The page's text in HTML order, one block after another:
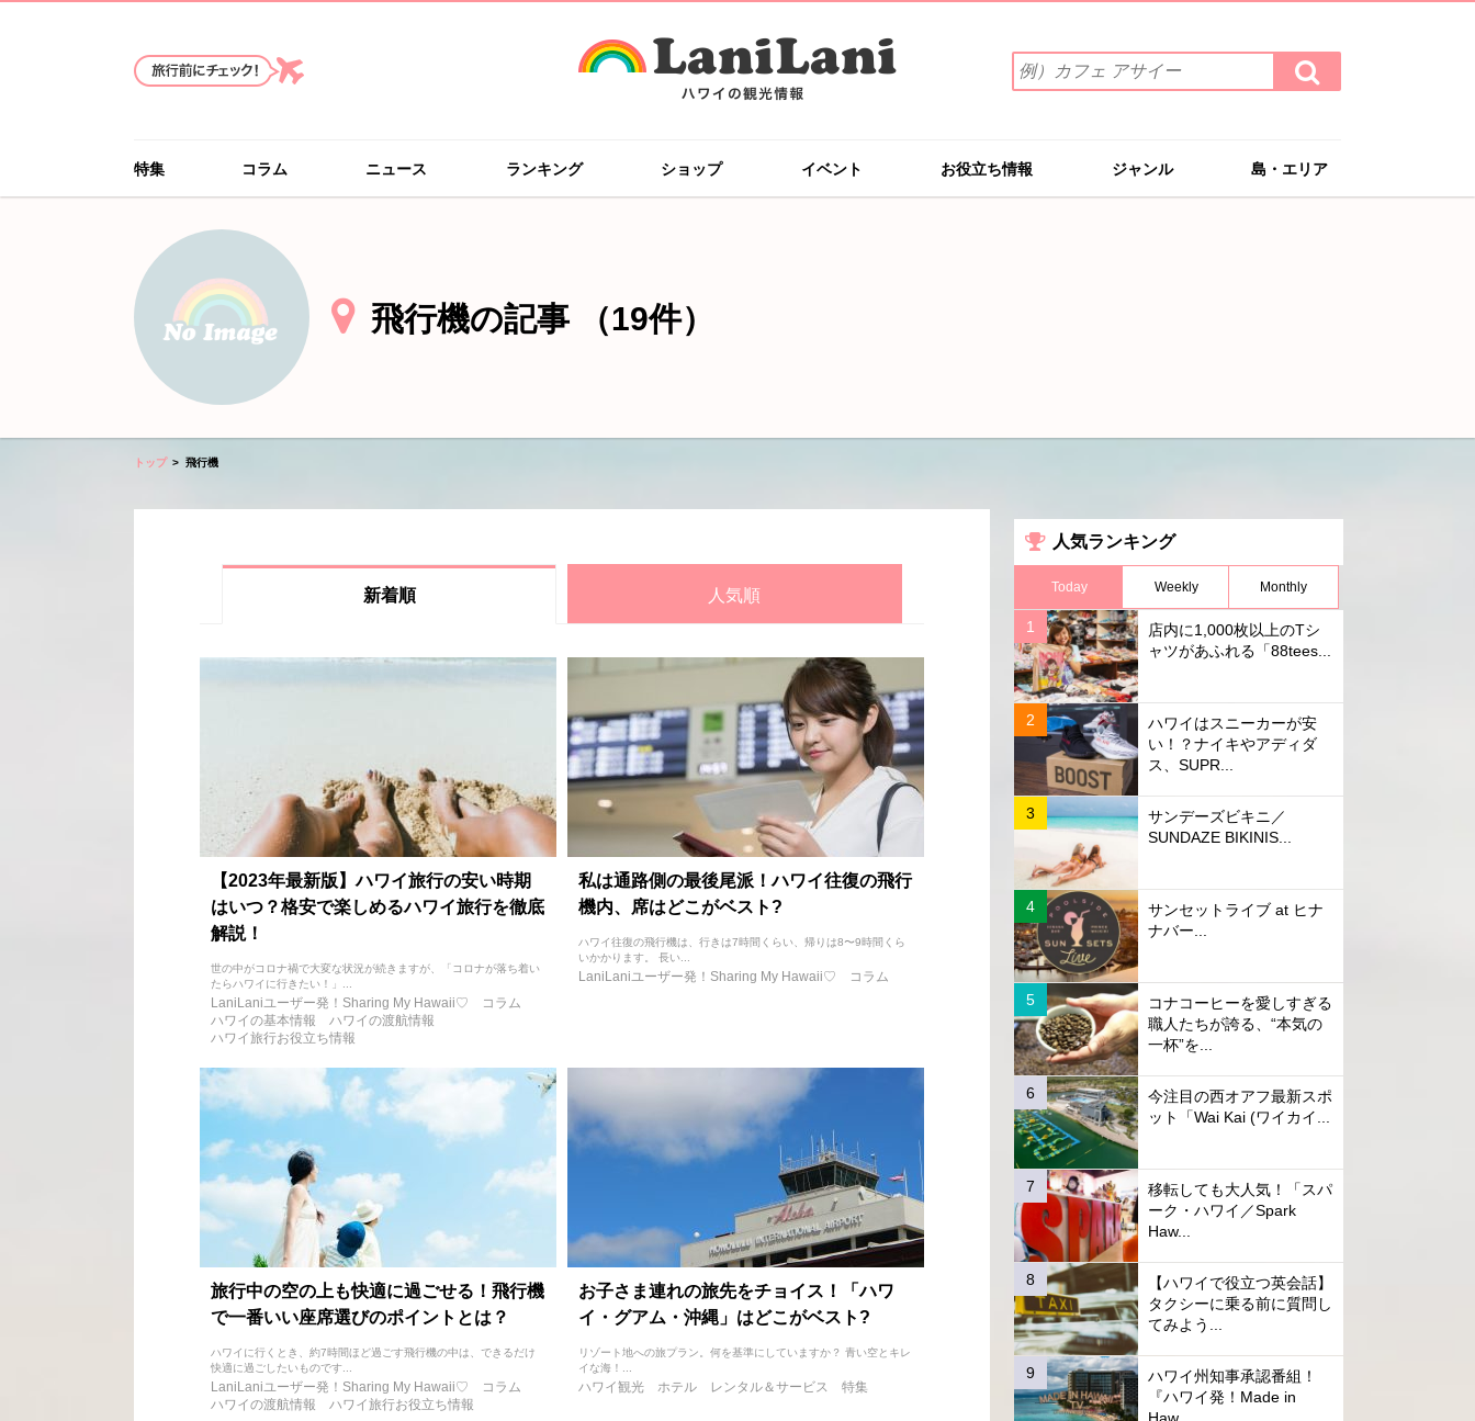
索
ワ
を
入
ー
検
索
す
特集 コラム ニュース ランキング ショップ イベント お役立ち情報 ジャンル 島・エリア
飛行機の記事 （19件）
トップ 飛行機
新着順 人気順
【2023年最新版】ハワイ旅行の安い時期
はいつ？格安で楽しめるハワイ旅行を徹底
解説！
世の中がコロナ禍で大変な状況が続きますが、「コロナが落ち着い
たらハワイに行きたい！」...
LaniLaniユーザー発！Sharing My Hawaii♡
コラム
ハワイの基本情報
ハワイの渡航情報
ハワイ旅行お役立ち情報
私は通路側の最後尾派！ハワイ往復の飛行
機内、席はどこがベスト?
ハワイ往復の飛行機は、行きは7時間くらい、帰りは8〜9時間くら
いかかります。 長い...
LaniLaniユーザー発！Sharing My Hawaii♡ コラム
旅行中の空の上も快適に過ごせる！飛行機
で一番いい座席選びのポイントとは？
ハワイに行くとき、約7時間ほど過ごす飛行機の中は、できるだけ
快適に過ごしたいものです...
LaniLaniユーザー発！Sharing My Hawaii♡
コラム
ハワイの渡航情報
ハワイ旅行お役立ち情報
お子さま連れの旅先をチョイス！「ハワ
イ・グアム・沖縄」はどこがベスト?
リゾート地への旅プラン。何を基準にしていますか？ 青い空とキレ
イな海！...
ハワイ観光 ホテル レンタル＆サービス 特集
人気ランキング
Today Weekly Monthly
店内に1,000枚以上のTシ
ャツがあふれる「88tees...
ハワイはスニーカーが安
い！？ナイキやアディダ
ス、SUPR...
サンデーズビキニ／
SUNDAZE BIKINIS...
サンセットライブ at ヒナ
ナバー...
コナコーヒーを愛しすぎる
職人たちが誇る、“本気の
一杯”を...
今注目の西オアフ最新スポ
ット「Wai Kai (ワイカイ...
移転しても大人気！「スパ
ーク・ハワイ／Spark
Haw...
【ハワイで役立つ英会話】
タクシーに乗る前に質問し
てみよう...
ハワイ州知事承認番組！
『ハワイ発！Made in